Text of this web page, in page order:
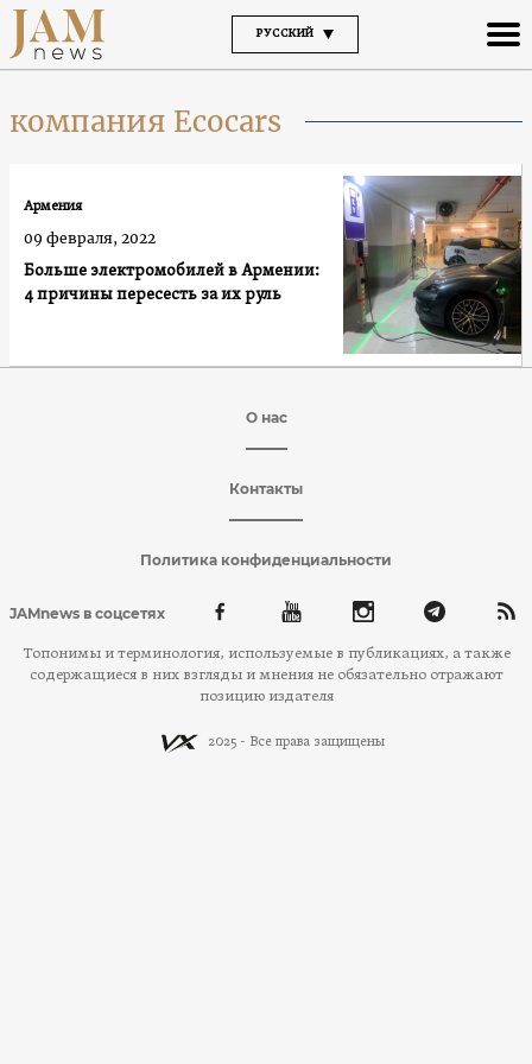
РУССКИЙ
компания Ecocars
Больше электромобилей в Армении:
4 причины пересесть за их руль
Армения
09 февраля, 2022
О нас
Контакты
Политика конфиденциальности
JAMnews в соцсетях
Топонимы и терминология, используемые в публикациях, а также
содержащиеся в них взгляды и мнения не обязательно отражают
позицию издателя
2025 - Все права защищены